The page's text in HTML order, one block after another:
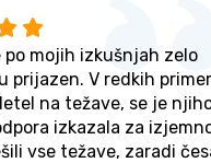
po mojih izkušnjah zelo
prijazen. V redkih
na težave, se je
izkazala za
vse težave, zaradi